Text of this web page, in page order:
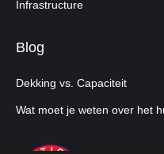
Infrastructure
Blog
Dekking vs. Capaciteit
Wat moet je weten over het